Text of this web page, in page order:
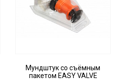
Мундштук со съёмным
пакетом EASY VALVE